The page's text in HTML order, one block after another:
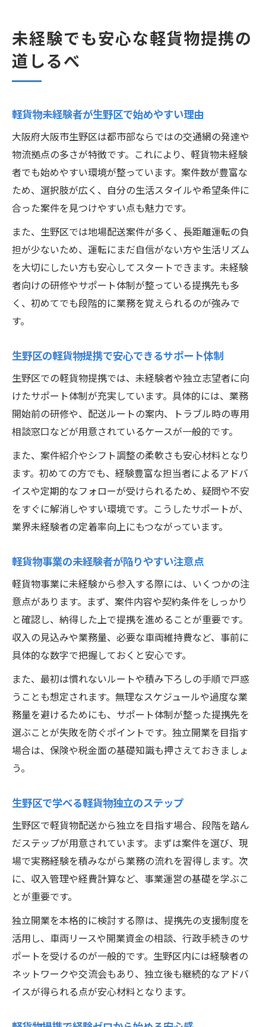
未経験でも安心な軽貨物提携の
道しるべ
軽貨物未経験者が生野区で始めやすい理由
大阪府大阪市生野区は都市部ならではの交通網の発達や
物流拠点の多さが特徴です。これにより、軽貨物未経験
者でも始めやすい環境が整っています。案件数が豊富な
ため、選択肢が広く、自分の生活スタイルや希望条件に
合った案件を見つけやすい点も魅力です。
また、生野区では地場配送案件が多く、長距離運転の負
担が少ないため、運転にまだ自信がない方や生活リズム
を大切にしたい方も安心してスタートできます。未経験
者向けの研修やサポート体制が整っている提携先も多
く、初めてでも段階的に業務を覚えられるのが強みで
す。
生野区の軽貨物提携で安心できるサポート体制
生野区での軽貨物提携では、未経験者や独立志望者に向
けたサポート体制が充実しています。具体的には、業務
開始前の研修や、配送ルートの案内、トラブル時の専用
相談窓口などが用意されているケースが一般的です。
また、案件紹介やシフト調整の柔軟さも安心材料となり
ます。初めての方でも、経験豊富な担当者によるアドバ
イスや定期的なフォローが受けられるため、疑問や不安
をすぐに解消しやすい環境です。こうしたサポートが、
業界未経験者の定着率向上にもつながっています。
軽貨物事業の未経験者が陥りやすい注意点
軽貨物事業に未経験から参入する際には、いくつかの注
意点があります。まず、案件内容や契約条件をしっかり
と確認し、納得した上で提携を進めることが重要です。
収入の見込みや業務量、必要な車両維持費など、事前に
具体的な数字で把握しておくと安心です。
また、最初は慣れないルートや積み下ろしの手順で戸惑
うことも想定されます。無理なスケジュールや過度な業
務量を避けるためにも、サポート体制が整った提携先を
選ぶことが失敗を防ぐポイントです。独立開業を目指す
場合は、保険や税金面の基礎知識も押さえておきましょ
う。
生野区で学べる軽貨物独立のステップ
生野区で軽貨物配送から独立を目指す場合、段階を踏ん
だステップが用意されています。まずは案件を選び、現
場で実務経験を積みながら業務の流れを習得します。次
に、収入管理や経費計算など、事業運営の基礎を学ぶこ
とが重要です。
独立開業を本格的に検討する際は、提携先の支援制度を
活用し、車両リースや開業資金の相談、行政手続きのサ
ポートを受けるのが一般的です。生野区内には経験者の
ネットワークや交流会もあり、独立後も継続的なアドバ
イスが得られる点が安心材料となります。